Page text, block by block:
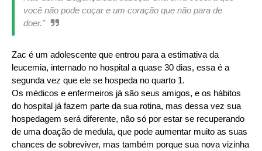
você não pode coçar e um coração que não para de
doer."
Zac é um adolescente que entrou para a estimativa da
leucemia, internado no hospital a quase 30 dias, essa é a
segunda vez que ele se hospeda no quarto 1.
Os médicos e enfermeiros já são seus amigos, e os hábitos
do hospital já fazem parte da sua rotina, mas dessa vez sua
hospedagem será diferente, não só por estar se recuperando
de uma doação de medula, que pode aumentar muito as suas
chances de sobreviver, mas também porque sua nova vizinha